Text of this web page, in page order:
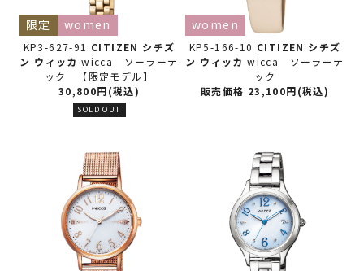
KP3-627-91 CITIZEN シチズ
ン ウィッカwicca ソーラーテ
ック 【限定モデル】
限定 women
30,800円(税込)
SOLD OUT
KP5-166-10 CITIZEN シチズ
ン ウィッカwicca ソーラーテ
ック
women
販売価格 23,100円(税込)